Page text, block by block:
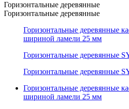
Горизонтальные деревянные
Горизонтальные деревянные
Горизонтальные деревянные
шириной ламели 25 мм
Горизонтальные деревянные
Горизонтальные деревянные
Горизонтальные деревянные
шириной ламели 25 мм